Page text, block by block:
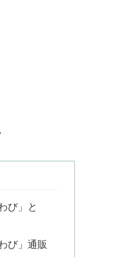
び」と
び」通販